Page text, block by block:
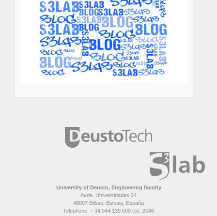
University of Deusto, Engineering faculty
Avda. Universidades 24
48007 Bilbao, Bizkaia, España
Telephone: + 34 944 139 000 ext. 2046